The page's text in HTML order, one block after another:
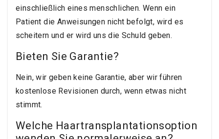
einschließlich eines menschlichen. Wenn ein
Patient die Anweisungen nicht befolgt, wird es
scheitern und er wird uns die Schuld geben.
Bieten Sie Garantie?
Nein, wir geben keine Garantie, aber wir führen
kostenlose Revisionen durch, wenn etwas nicht
stimmt.
Welche Haartransplantationsoption